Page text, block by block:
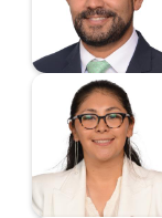
Diputado
Huerta Romero
Azucena
Diputada